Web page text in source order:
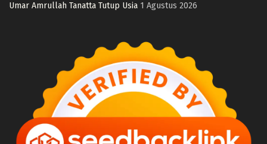
Umar Amrullah Tanatta Tutup Usia 1 Agustus 2026